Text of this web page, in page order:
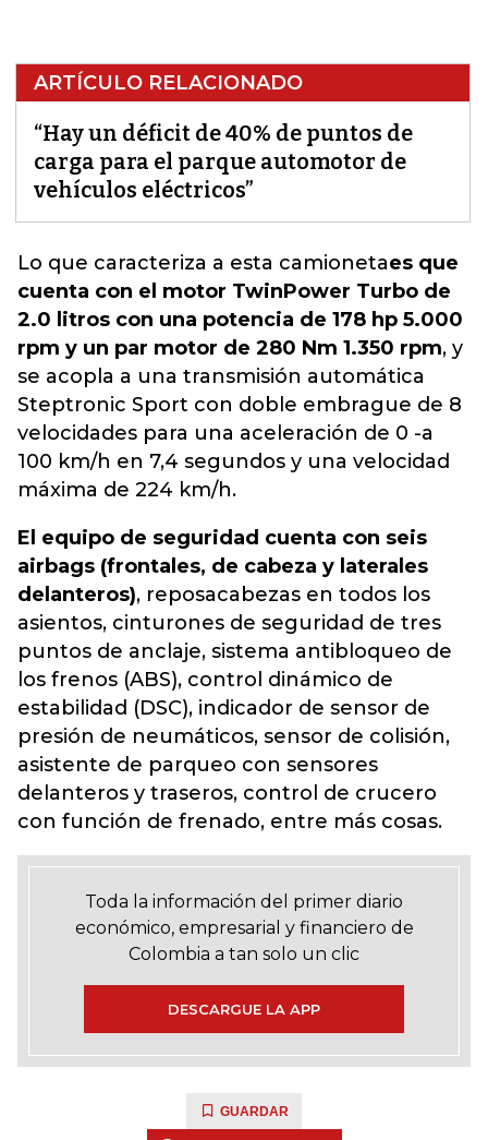
ARTÍCULO RELACIONADO
“Hay un déficit de 40% de puntos de
carga para el parque automotor de
vehículos eléctricos”
Lo que caracteriza a esta camionetaes que
cuenta con el motor TwinPower Turbo de
2.0 litros con una potencia de 178 hp 5.000
rpm y un par motor de 280 Nm 1.350 rpm, y
se acopla a una transmisión automática
Steptronic Sport con doble embrague de 8
velocidades para una aceleración de 0 -a
100 km/h en 7,4 segundos y una velocidad
máxima de 224 km/h.
El equipo de seguridad cuenta con seis
airbags (frontales, de cabeza y laterales
delanteros), reposacabezas en todos los
asientos, cinturones de seguridad de tres
puntos de anclaje, sistema antibloqueo de
los frenos (ABS), control dinámico de
estabilidad (DSC), indicador de sensor de
presión de neumáticos, sensor de colisión,
asistente de parqueo con sensores
delanteros y traseros, control de crucero
con función de frenado, entre más cosas.
Toda la información del primer diario
económico, empresarial y financiero de
Colombia a tan solo un clic
DESCARGUE LA APP
GUARDAR